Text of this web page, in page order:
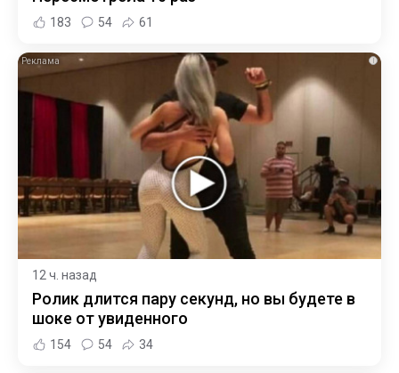
183 54 61
i
12 ч. назад
Ролик длится пару секунд, но вы будете в
шоке от увиденного
154 54 34